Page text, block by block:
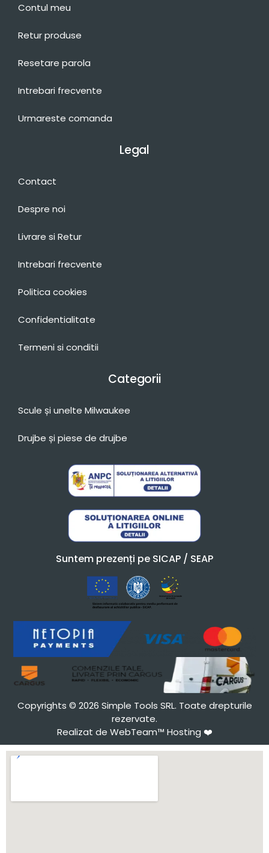
Contul meu
Retur produse
Resetare parola
Intrebari frecvente
Urmareste comanda
Legal
Contact
Despre noi
Livrare si Retur
Intrebari frecvente
Politica cookies
Confidentialitate
Termeni si conditii
Categorii
Scule și unelte Milwaukee
Drujbe și piese de drujbe
Suntem prezenți pe SICAP / SEAP
Copyrights © 2026 Simple Tools SRL. Toate drepturile
rezervate.
Realizat de WebTeam™ Hosting ❤️